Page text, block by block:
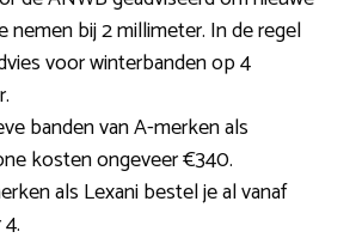
nemen bij 2 millimeter. In de regel
voor winterbanden op 4
banden van A-merken als
kosten ongeveer €340.
als Lexani bestel je al vanaf